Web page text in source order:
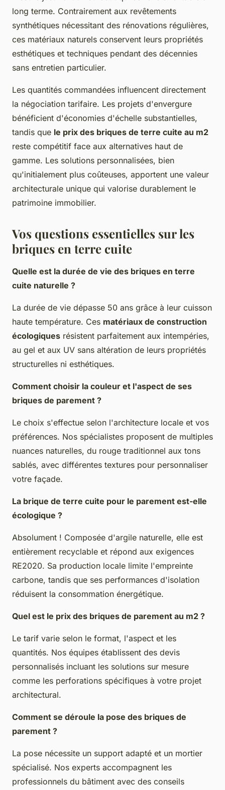
long terme. Contrairement aux revêtements
synthétiques nécessitant des rénovations régulières,
ces matériaux naturels conservent leurs propriétés
esthétiques et techniques pendant des décennies
sans entretien particulier.
Les quantités commandées influencent directement
la négociation tarifaire. Les projets d'envergure
bénéficient d'économies d'échelle substantielles,
tandis que le prix des briques de terre cuite au m2
reste compétitif face aux alternatives haut de
gamme. Les solutions personnalisées, bien
qu'initialement plus coûteuses, apportent une valeur
architecturale unique qui valorise durablement le
patrimoine immobilier.
Vos questions essentielles sur les
briques en terre cuite
Quelle est la durée de vie des briques en terre
cuite naturelle ?
La durée de vie dépasse 50 ans grâce à leur cuisson
haute température. Ces matériaux de construction
écologiques résistent parfaitement aux intempéries,
au gel et aux UV sans altération de leurs propriétés
structurelles ni esthétiques.
Comment choisir la couleur et l'aspect de ses
briques de parement ?
Le choix s'effectue selon l'architecture locale et vos
préférences. Nos spécialistes proposent de multiples
nuances naturelles, du rouge traditionnel aux tons
sablés, avec différentes textures pour personnaliser
votre façade.
La brique de terre cuite pour le parement est-elle
écologique ?
Absolument ! Composée d'argile naturelle, elle est
entièrement recyclable et répond aux exigences
RE2020. Sa production locale limite l'empreinte
carbone, tandis que ses performances d'isolation
réduisent la consommation énergétique.
Quel est le prix des briques de parement au m2 ?
Le tarif varie selon le format, l'aspect et les
quantités. Nos équipes établissent des devis
personnalisés incluant les solutions sur mesure
comme les perforations spécifiques à votre projet
architectural.
Comment se déroule la pose des briques de
parement ?
La pose nécessite un support adapté et un mortier
spécialisé. Nos experts accompagnent les
professionnels du bâtiment avec des conseils